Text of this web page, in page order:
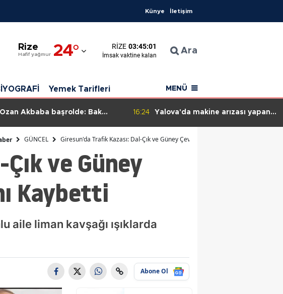
Künye İletişim
Rize
Hafif yağmur 24°
Adıyaman
Ağrı
Amasya
Antalya
Artvin
Aydın
Bingöl
RIZE 03:45:00
İmsak vaktine kalan Ara
Yemek Tarifleri MENÜ
Ozan Akbaba başrolde: Bak
16:24
Yalova'da makine arızası yapan
GÜNCEL Giresun'da Trafik Kazası: Dal-Çık ve Güney Çevre Yolu'nda 5 Kişi Hayatını
ve Güney
Kaybetti
aile liman kavşağı ışıklarda
Abone Ol